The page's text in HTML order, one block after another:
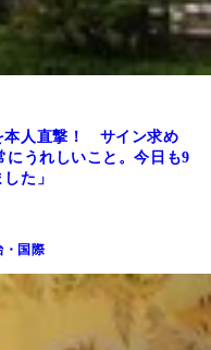
本人直撃！ サイン求め
うれしいこと。今日も9
た」
・国際